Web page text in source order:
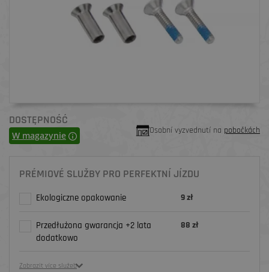
DOSTĘPNOŚĆ
W magazynie Osobní vyzvednutí na pobočkách
PRÉMIOVÉ SLUŽBY PRO PERFEKTNÍ JÍZDU
Ekologiczne opakowanie 9 zł
Przedłużona gwarancja +2 lata
dodatkowo
88 zł
Zobrazit více služeb